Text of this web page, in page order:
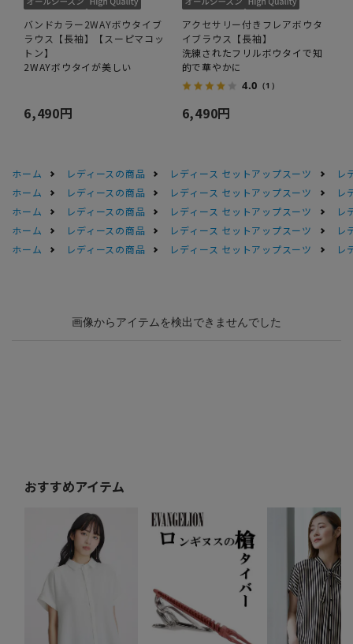
バンドカラー2WAYボウタイブ
ラウス【長袖】【スーピマコッ
トン】
2WAYボウタイが美しい
6,490円
アクセサリー付きフレアボウタ
イブラウス【長袖】
洗練されたフリルボウタイで知
的で華やかに
4.0 （1）
6,490円
ホーム レディースの商品 レディース セットアップスーツ
レ
ホーム
レディースの商品 レディース セットアップスーツ
レ
ホーム
レディースの商品 レディース セットアップスーツ
レ
ホーム
レディースの商品 レディース セットアップスーツ
レ
ホーム
レディースの商品 レディース セットアップスーツ レ